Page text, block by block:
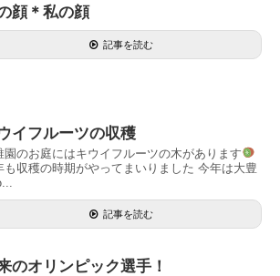
顔＊私の顔
記事を読む
イフルーツの収穫
園のお庭にはキウイフルーツの木があります
も収穫の時期がやってまいりました 今年は大豊
記事を読む
のオリンピック選手！